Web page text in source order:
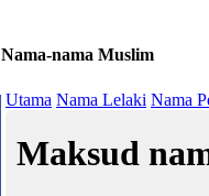
Nama-nama Muslim
Utama Nama Lelaki Nama
Maksud